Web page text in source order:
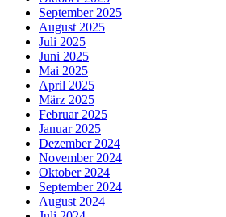
September 2025
August 2025
Juli 2025
Juni 2025
Mai 2025
April 2025
März 2025
Februar 2025
Januar 2025
Dezember 2024
November 2024
Oktober 2024
September 2024
August 2024